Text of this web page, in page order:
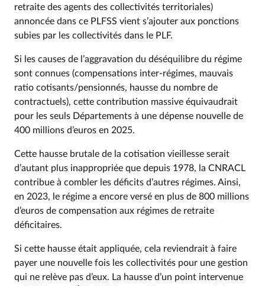
retraite des agents des collectivités territoriales)
annoncée dans ce PLFSS vient s’ajouter aux ponctions
subies par les collectivités dans le PLF.
Si les causes de l’aggravation du déséquilibre du régime
sont connues (compensations inter-régimes, mauvais
ratio cotisants/pensionnés, hausse du nombre de
contractuels), cette contribution massive équivaudrait
pour les seuls Départements à une dépense nouvelle de
400 millions d’euros en 2025.
Cette hausse brutale de la cotisation vieillesse serait
d’autant plus inappropriée que depuis 1978, la CNRACL
contribue à combler les déficits d’autres régimes. Ainsi,
en 2023, le régime a encore versé en plus de 800 millions
d’euros de compensation aux régimes de retraite
déficitaires.
Si cette hausse était appliquée, cela reviendrait à faire
payer une nouvelle fois les collectivités pour une gestion
qui ne relève pas d’eux. La hausse d’un point intervenue